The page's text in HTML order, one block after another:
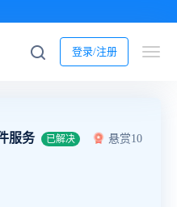
登录/注册
服务 已解决
悬赏10